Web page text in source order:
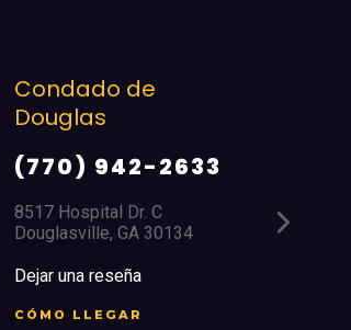
East Point/College
Park
(404) 761-3366
2759 Church Street
East Point, GA 30344
Dejar una reseña
CÓMO LLEGAR